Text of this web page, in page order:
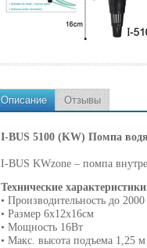
Описание Отзывы
I-BUS 5100 (KW) Помпа
I-BUS KWzone – помпа
Технические
• Производительность до
• Размер 6x12x16см
• Мощность 16Вт
• Макс. высота подъема 1,25